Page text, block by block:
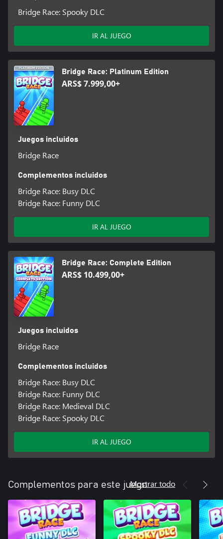
Bridge Race: Spooky DLC
IR AL JUEGO
Bridge Race: Platinum Edition
ARS$ 7.999,00+
Juegos incluidos
Bridge Race
Complementos incluidos
Bridge Race: Busy DLC
Bridge Race: Funny DLC
IR AL JUEGO
Bridge Race: Complete Edition
ARS$ 10.499,00+
Juegos incluidos
Bridge Race
Complementos incluidos
Bridge Race: Busy DLC
Bridge Race: Funny DLC
Bridge Race: Medieval DLC
Bridge Race: Spooky DLC
IR AL JUEGO
Complementos para este juegoMostrar todo